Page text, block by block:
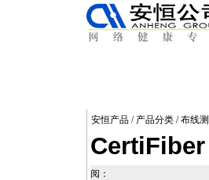
安恒产品 / 产品分类 /布线
阅：